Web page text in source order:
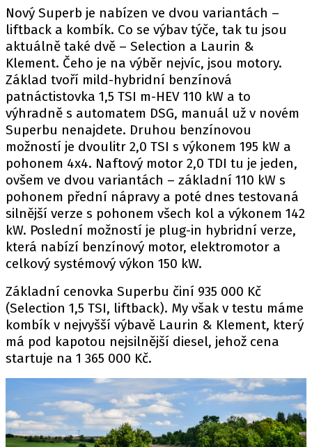
MEZINÁRODNÍ SCÉNA
SLEDUJTE NÁS NA|
Máte příběh, fotku nebo video?
Pošlete e-mail na autoroad.cz
ETICKÝ KODEX
KONTAKT
VYDAVATEL
INZERCE
OSOBNÍ ÚDAJE / COOKIES
Provozovatelem serveru autoroad.cz je
INCORP MEDIA GROUP s.r.o., IČ: 118 23 054
Nový Superb je nabízen ve dvou variantách –
liftback a kombík. Co se výbav týče, tak tu jsou
aktuálně také dvě – Selection a Laurin &
Klement. Čeho je na výběr nejvíc, jsou motory.
Základ tvoří mild-hybridní benzínová
patnáctistovka 1,5 TSI m-HEV 110 kW a to
výhradně s automatem DSG, manuál už v novém
Superbu nenajdete. Druhou benzínovou
možností je dvoulitr 2,0 TSI s výkonem 195 kW a
pohonem 4x4. Naftový motor 2,0 TDI tu je jeden,
ovšem ve dvou variantách – základní 110 kW s
pohonem přední nápravy a poté dnes testovaná
silnější verze s pohonem všech kol a výkonem 142
kW. Poslední možností je plug-in hybridní verze,
která nabízí benzínový motor, elektromotor a
celkový systémový výkon 150 kW.
Základní cenovka Superbu činí 935 000 Kč
(Selection 1,5 TSI, liftback). My však v testu máme
kombík v nejvyšší výbavě Laurin & Klement, který
má pod kapotou nejsilnější diesel, jehož cena
startuje na 1 365 000 Kč.